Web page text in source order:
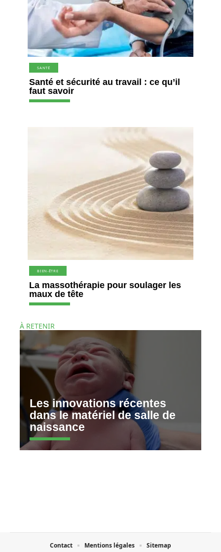
SANTÉ
Santé et sécurité au travail : ce qu’il
faut savoir
BIEN-ÊTRE
La massothérapie pour soulager les
maux de tête
À RETENIR
Les innovations récentes
dans le matériel de salle de
naissance
Contact Mentions légales Sitemap